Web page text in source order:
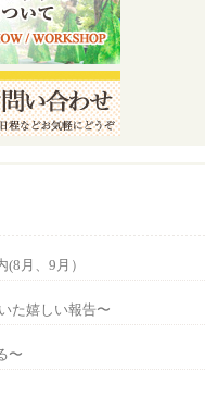
月、9月）
た嬉しい報告〜
〜